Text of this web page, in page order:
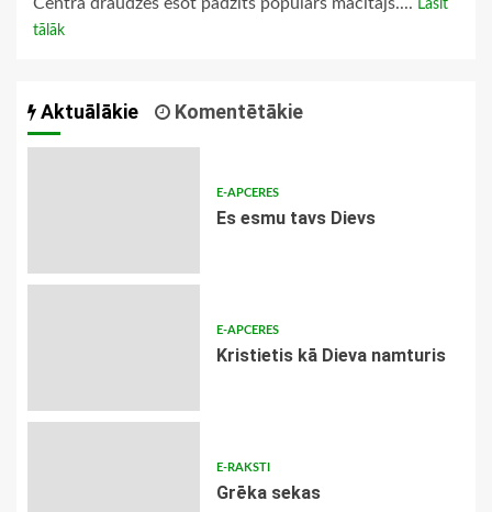
Lasīt
tālāk
Aktuālākie Komentētākie
E-APCERES
Es esmu tavs Dievs
E-APCERES
Kristietis kā Dieva namturis
E-RAKSTI
Grēka sekas